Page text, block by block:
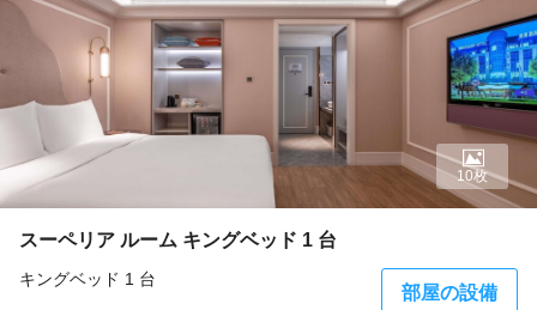
スーペリア ルーム キングベッド 1 台
キングベッド 1 台
部屋の設備
10枚